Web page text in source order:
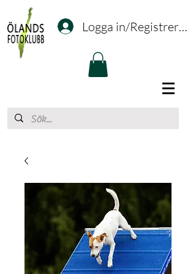
Logga in/Registrering